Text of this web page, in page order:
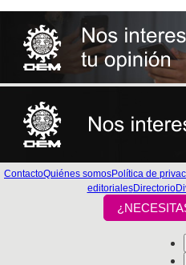
ContactoQuiénes somosPolítica de
editorialesDirectorio